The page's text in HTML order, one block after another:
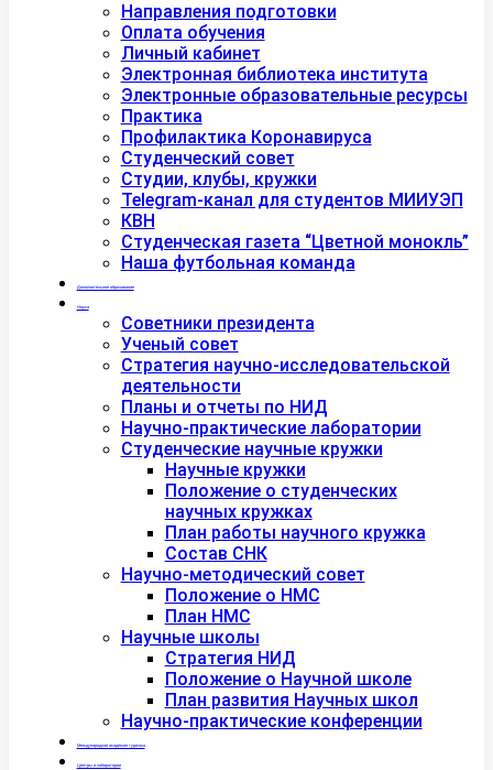
Направления подготовки
Оплата обучения
Личный кабинет
Электронная библиотека института
Электронные образовательные ресурсы
Практика
Профилактика Коронавируса
Студенческий совет
Студии, клубы, кружки
Telegram-канал для студентов МИИУЭП
КВН
Студенческая газета “Цветной монокль”
Наша футбольная команда
Дополнительное образование
Наука
Советники президента
Ученый совет
Стратегия научно-исследовательской
деятельности
Планы и отчеты по НИД
Научно-практические лаборатории
Студенческие научные кружки
Научные кружки
Положение о студенческих
научных кружках
План работы научного кружка
Состав СНК
Научно-методический совет
Положение о НМС
План НМС
Научные школы
Стратегия НИД
Положение о Научной школе
План развития Научных школ
Научно-практические конференции
Международная академия туризма
Центры и лаборатории